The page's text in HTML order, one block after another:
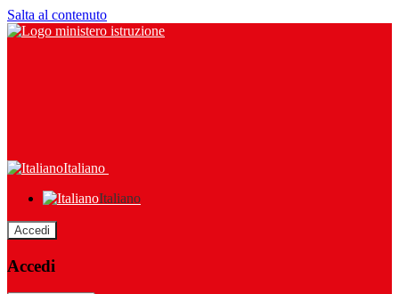
Salta al contenuto
Italiano
Italiano
Accedi
Accedi